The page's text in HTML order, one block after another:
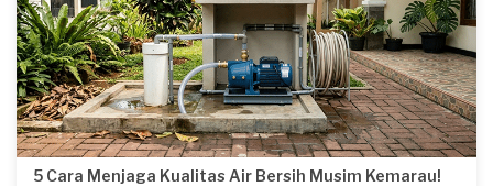
5 Cara Menjaga Kualitas Air Bersih Musim Kemarau!